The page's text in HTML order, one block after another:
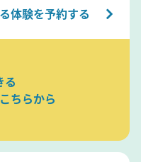
体験を予約する
る
ちらから